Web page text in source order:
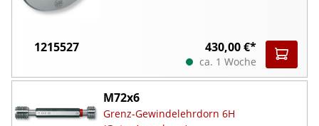
1215527 430,00 €*
ca. 1 Woche
M72x6
Grenz-Gewindelehrdorn 6H